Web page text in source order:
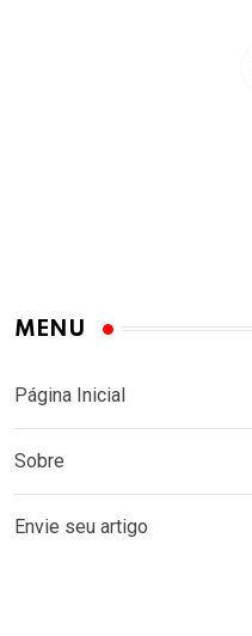
MENU
Página Inicial
Sobre
Envie seu artigo